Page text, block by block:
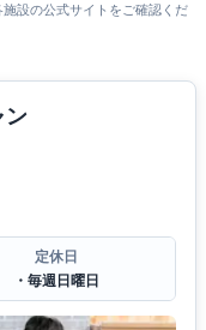
設の公式サイトをご確認くだ
ン
定休日
・毎週日曜日